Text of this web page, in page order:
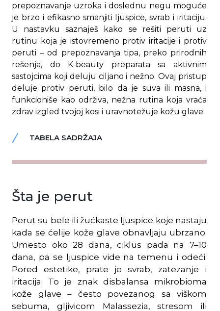
prepoznavanje uzroka i doslednu negu moguće
je brzo i efikasno smanjiti ljuspice, svrab i iritaciju.
U nastavku saznaješ kako se rešiti peruti uz
rutinu koja je istovremeno protiv iritacije i protiv
peruti – od prepoznavanja tipa, preko prirodnih
rešenja, do K-beauty preparata sa aktivnim
sastojcima koji deluju ciljano i nežno. Ovaj pristup
deluje protiv peruti, bilo da je suva ili masna, i
funkcioniše kao održiva, nežna rutina koja vraća
zdrav izgled tvojoj kosi i uravnotežuje kožu glave.
TABELA SADRŽAJA
Šta je perut
Perut su bele ili žućkaste ljuspice koje nastaju
kada se ćelije kože glave obnavljaju ubrzano.
Umesto oko 28 dana, ciklus pada na 7–10
dana, pa se ljuspice vide na temenu i odeći.
Pored estetike, prate je svrab, zatezanje i
iritacija. To je znak disbalansa mikrobioma
kože glave – često povezanog sa viškom
sebuma, gljivicom Malassezia, stresom ili